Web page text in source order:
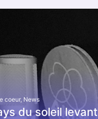
coeur, News
du soleil levant